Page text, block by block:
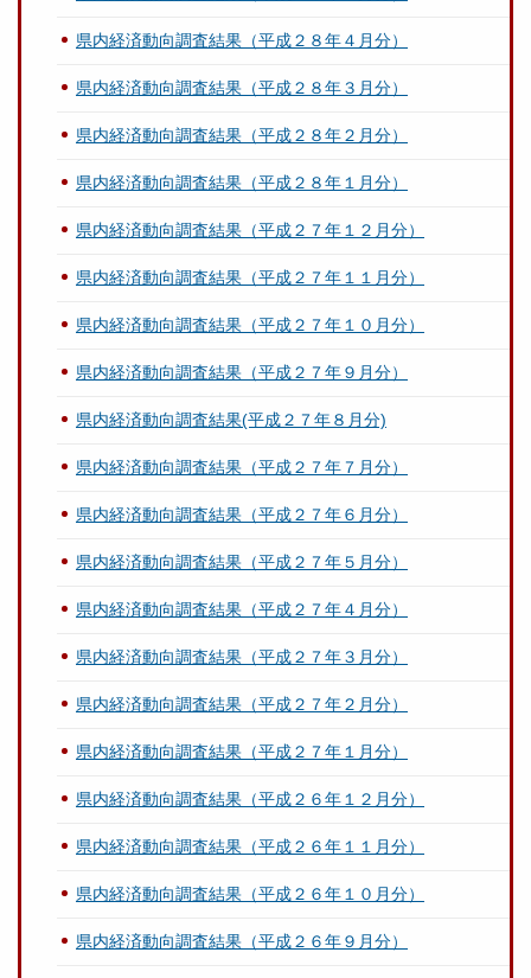
県内経済動向調査結果（平成２８年４月分）
県内経済動向調査結果（平成２８年３月分）
県内経済動向調査結果（平成２８年２月分）
県内経済動向調査結果（平成２８年１月分）
県内経済動向調査結果（平成２７年１２月分）
県内経済動向調査結果（平成２７年１１月分）
県内経済動向調査結果（平成２７年１０月分）
県内経済動向調査結果（平成２７年９月分）
県内経済動向調査結果(平成２７年８月分)
県内経済動向調査結果（平成２７年７月分）
県内経済動向調査結果（平成２７年６月分）
県内経済動向調査結果（平成２７年５月分）
県内経済動向調査結果（平成２７年４月分）
県内経済動向調査結果（平成２７年３月分）
県内経済動向調査結果（平成２７年２月分）
県内経済動向調査結果（平成２７年１月分）
県内経済動向調査結果（平成２６年１２月分）
県内経済動向調査結果（平成２６年１１月分）
県内経済動向調査結果（平成２６年１０月分）
県内経済動向調査結果（平成２６年９月分）